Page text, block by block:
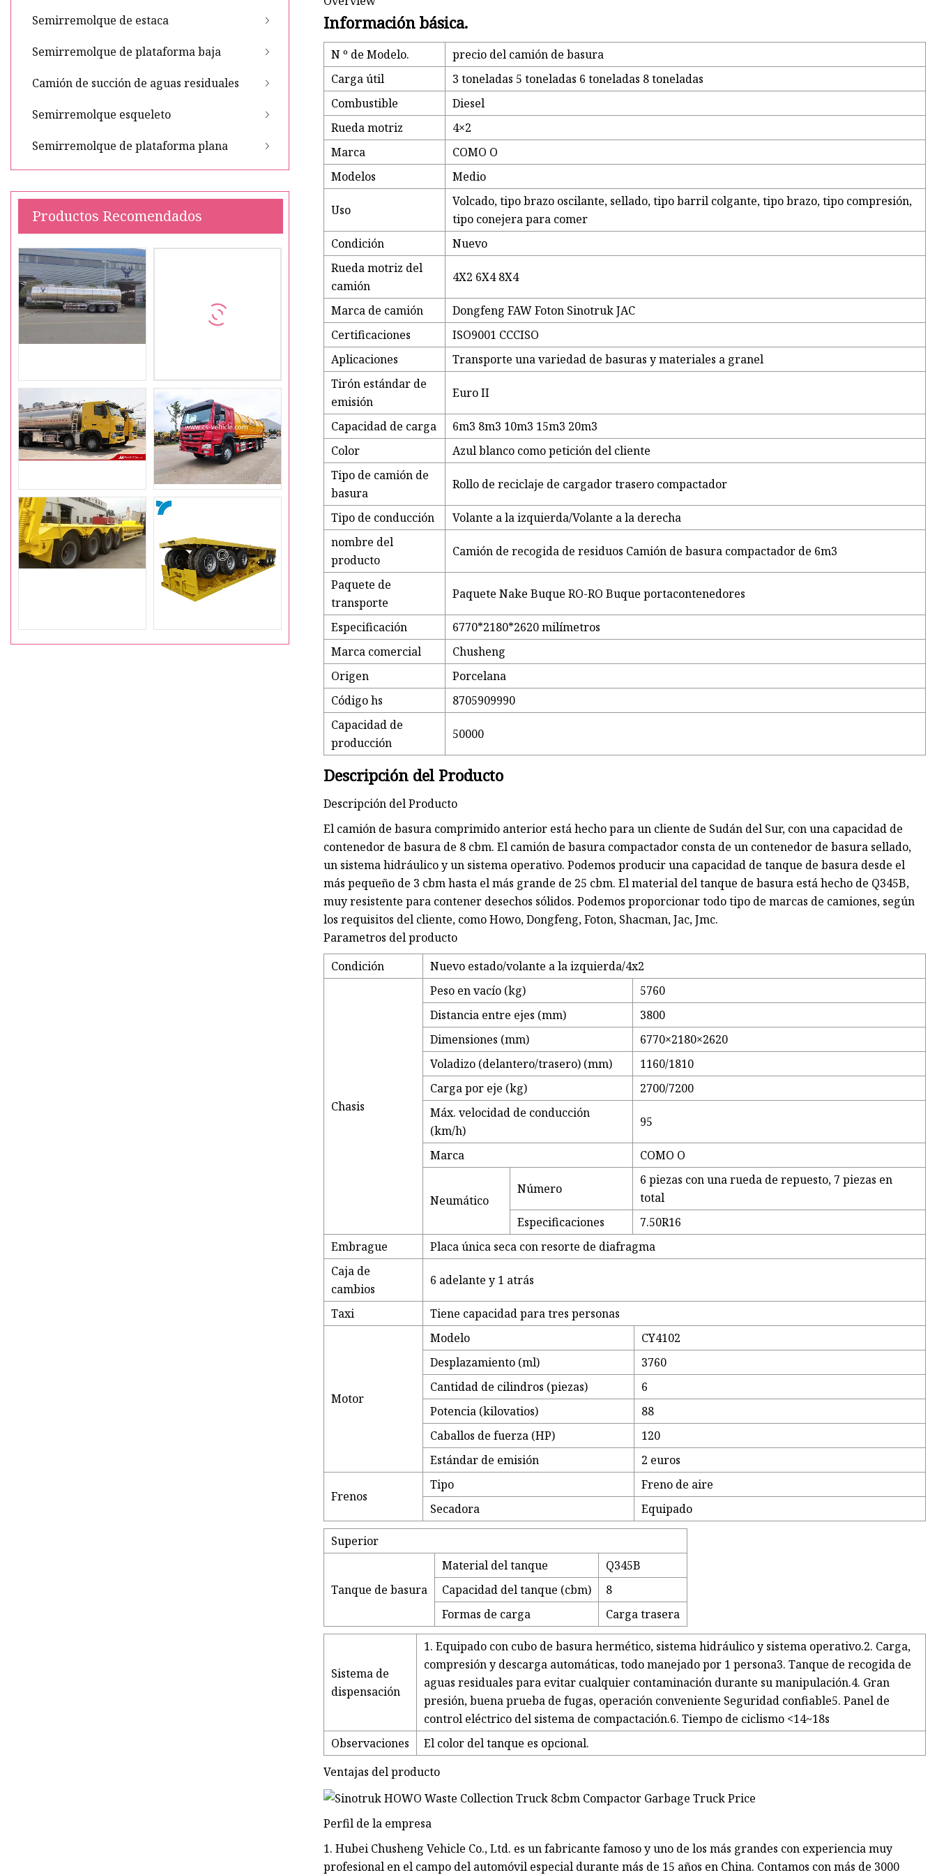
Semirremolque de estaca
Semirremolque de plataforma baja
Camión de succión de aguas residuales
Semirremolque esqueleto
Semirremolque de plataforma plana
Productos Recomendados
Información básica.
N º de Modelo.
precio del camión de basura
Carga útil
3 toneladas 5 toneladas 6 toneladas 8 toneladas
Combustible
Diesel
Rueda motriz
4×2
Marca
COMO O
Modelos
Medio
Uso
Volcado, tipo brazo oscilante, sellado, tipo barril colgante, tipo brazo, tipo compresión,
tipo conejera para comer
Condición
Nuevo
Rueda motriz del
camión
4X2 6X4 8X4
Marca de camión
Dongfeng FAW Foton Sinotruk JAC
Certificaciones
ISO9001 CCCISO
Aplicaciones
Transporte una variedad de basuras y materiales a granel
Tirón estándar de
emisión
Euro II
Capacidad de carga
6m3 8m3 10m3 15m3 20m3
Color
Azul blanco como petición del cliente
Tipo de camión de
basura
Rollo de reciclaje de cargador trasero compactador
Tipo de conducción
Volante a la izquierda/Volante a la derecha
nombre del
producto
Camión de recogida de residuos Camión de basura compactador de 6m3
Paquete de
transporte
Paquete Nake Buque RO-RO Buque portacontenedores
Especificación
6770*2180*2620 milímetros
Marca comercial
Chusheng
Origen
Porcelana
Código hs
8705909990
Capacidad de
producción
50000
Descripción del Producto
Descripción del Producto
El camión de basura comprimido anterior está hecho para un cliente de Sudán del Sur, con una capacidad de
contenedor de basura de 8 cbm. El camión de basura compactador consta de un contenedor de basura sellado,
un sistema hidráulico y un sistema operativo. Podemos producir una capacidad de tanque de basura desde el
más pequeño de 3 cbm hasta el más grande de 25 cbm. El material del tanque de basura está hecho de Q345B,
muy resistente para contener desechos sólidos. Podemos proporcionar todo tipo de marcas de camiones, según
los requisitos del cliente, como Howo, Dongfeng, Foton, Shacman, Jac, Jmc.
Parametros del producto
Condición
Nuevo estado/volante a la izquierda/4x2
Chasis
Peso en vacío (kg)
5760
Distancia entre ejes (mm)
3800
Dimensiones (mm)
6770×2180×2620
Voladizo (delantero/trasero) (mm)
1160/1810
Carga por eje (kg)
2700/7200
Máx. velocidad de conducción
(km/h)
95
Marca COMO O
Neumático
Número
6 piezas con una rueda de repuesto, 7 piezas en
total
Especificaciones
7.50R16
Embrague
Placa única seca con resorte de diafragma
Caja de
cambios
6 adelante y 1 atrás
Taxi Tiene capacidad para tres personas
Motor
Modelo
CY4102
Desplazamiento (ml)
3760
Cantidad de cilindros (piezas)
6
Potencia (kilovatios)
88
Caballos de fuerza (HP)
120
Estándar de emisión
2 euros
Frenos
Tipo
Freno de aire
Secadora
Equipado
Superior
Tanque de basura
Material del tanque
Q345B
Capacidad del tanque (cbm)
8
Formas de carga
Carga trasera
Sistema de
dispensación
1. Equipado con cubo de basura hermético, sistema hidráulico y sistema operativo.2. Carga,
compresión y descarga automáticas, todo manejado por 1 persona3. Tanque de recogida de
aguas residuales para evitar cualquier contaminación durante su manipulación.4. Gran
presión, buena prueba de fugas, operación conveniente Seguridad confiable5. Panel de
control eléctrico del sistema de compactación.6. Tiempo de ciclismo <14~18s
Observaciones
El color del tanque es opcional.
Ventajas del producto
Perfil de la empresa
1. Hubei Chusheng Vehicle Co., Ltd. es un fabricante famoso y uno de los más grandes con experiencia muy
profesional en el campo del automóvil especial durante más de 15 años en China. Contamos con más de 3000